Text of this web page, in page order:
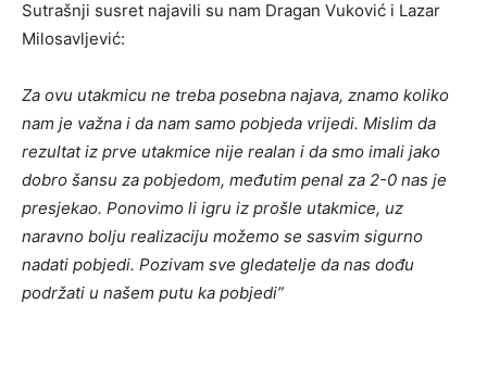
Sutrašnji susret najavili su nam Dragan Vuković i Lazar
Milosavljević:
Za ovu utakmicu ne treba posebna najava, znamo koliko
nam je važna i da nam samo pobjeda vrijedi. Mislim da
rezultat iz prve utakmice nije realan i da smo imali jako
dobro šansu za pobjedom, međutim penal za 2-0 nas je
presjekao. Ponovimo li igru iz prošle utakmice, uz
naravno bolju realizaciju možemo se sasvim sigurno
nadati pobjedi. Pozivam sve gledatelje da nas dođu
podržati u našem putu ka pobjedi”